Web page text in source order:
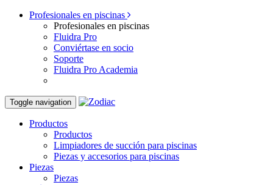
Profesionales en piscinas
Profesionales en piscinas
Fluidra Pro
Conviértase en socio
Soporte
Fluidra Pro Academia
Toggle navigation
Productos
Productos
Limpiadores de succión para piscinas
Piezas y accesorios para piscinas
Piezas
Piezas